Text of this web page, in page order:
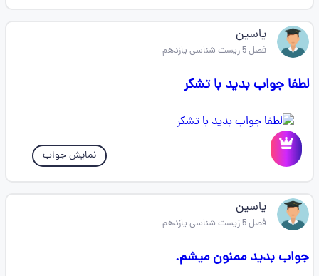
یاسین
فصل 5 زیست شناسی یازدهم
لطفا جواب بدید با تشکر
نمایش جواب
یاسین
فصل 5 زیست شناسی یازدهم
جواب بدید ممنون میشم.